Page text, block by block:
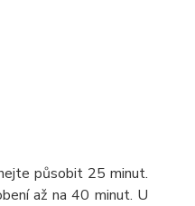
působit 25 minut.
až na 40 minut. U